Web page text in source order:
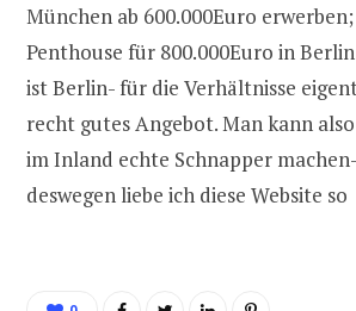
München ab 600.000Euro
Penthouse für 800.000Euro in
ist Berlin- für die Verhältnisse
recht gutes Angebot. Man kann
im Inland echte Schnapper
deswegen liebe ich diese Website so